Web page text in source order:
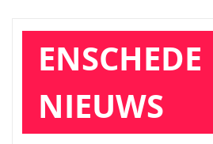
ENSCHEDE
NIEUWS